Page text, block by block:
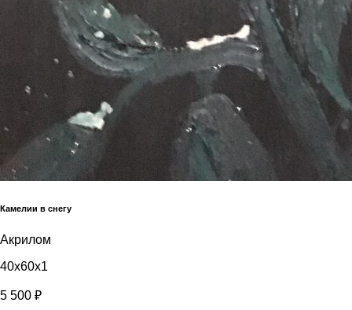
Камелии в снегу
Акрилом
40x60x1
5 500 ₽